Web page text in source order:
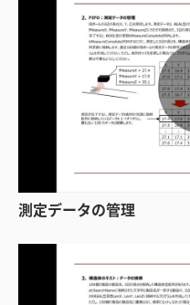
測定データの管理